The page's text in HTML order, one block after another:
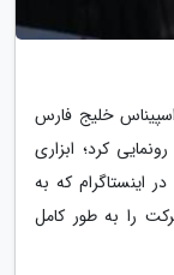
خلیج فارس
کرد؛ ابزاری
اینستاگرام که به
را به طور کامل